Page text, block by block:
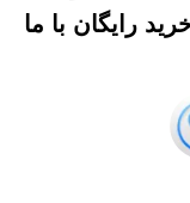
رایگان با ما